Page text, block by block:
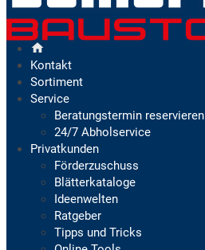
Kontakt
Sortiment
Service
Beratungstermin reservieren
24/7 Abholservice
Privatkunden
Förderzuschuss
Blätterkataloge
Ideenwelten
Ratgeber
Tipps und Tricks